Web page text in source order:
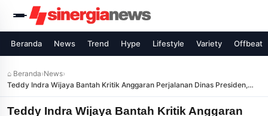
Beranda News Trend Hype Lifestyle Variety Offbeat
⌂ Beranda›News›
Teddy Indra Wijaya Bantah Kritik Anggaran Perjalanan Dinas Presiden,
Klaim Kelebihan Biaya Ditanggung Pribadi
Teddy Indra Wijaya Bantah Kritik Anggaran